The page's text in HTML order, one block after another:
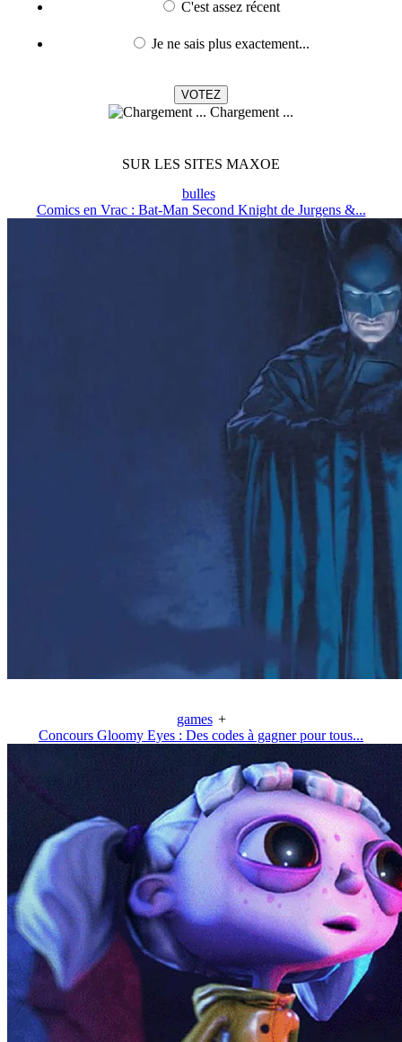
C'est assez récent
Je ne sais plus exactement...
Chargement ...
SUR LES SITES MAXOE
bulles
Comics en Vrac : Bat-Man Second Knight de Jurgens &...
games +
Concours Gloomy Eyes : Des codes à gagner pour tous...